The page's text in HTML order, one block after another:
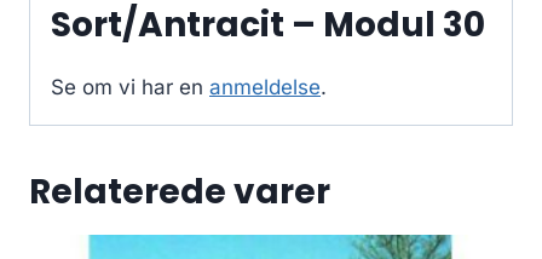
Sort/Antracit – Modul 30
Se om vi har en anmeldelse.
Relaterede varer